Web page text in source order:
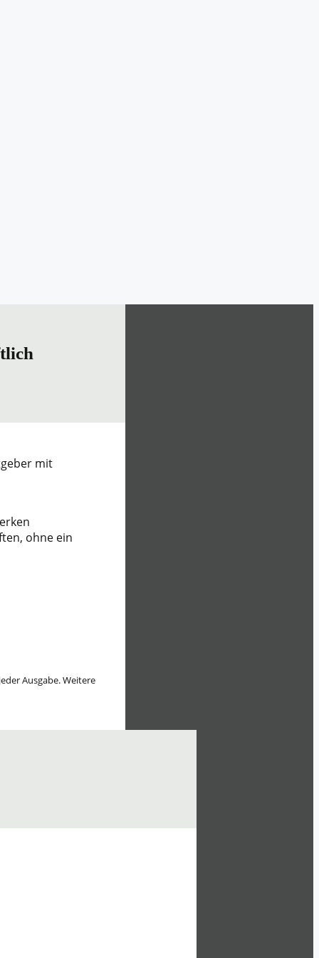
mit
ohne ein
Ausgabe. Weitere